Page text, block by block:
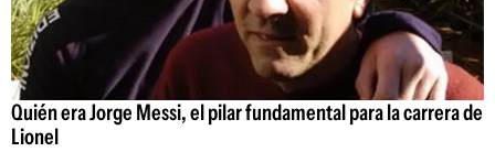
Quién era Jorge Messi, el pilar fundamental para la carrera de
Lionel